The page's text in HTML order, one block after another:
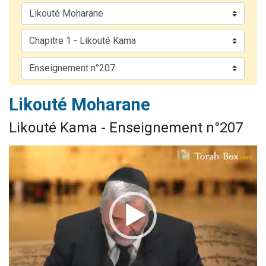
61 personnes viennent de demander une bénédiction
Ariel vient de donner son Maasser
Il reste 49 places pour étudier en groupe sur Zoom
Eva vient de donner son Maasser
Likouté Moharane
Likouté Kama - Enseignement n°207